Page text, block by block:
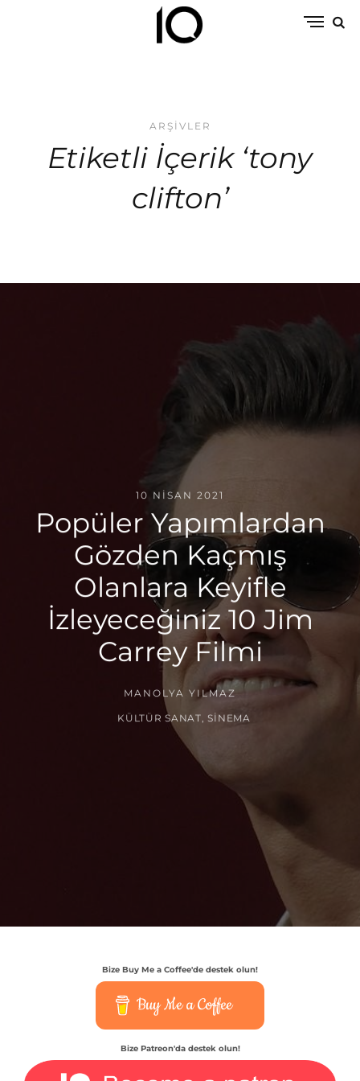
ARŞIVLER
Etiketli İçerik ‘tony
clifton’
10 NISAN 2021
Popüler Yapımlardan
Gözden Kaçmış
Olanlara Keyifle
İzleyeceğiniz 10 Jim
Carrey Filmi
MANOLYA YILMAZ
KÜLTÜR SANAT ,SINEMA
Bize Buy Me a Coffee'de destek olun!
Buy Me a Coffee
Bize Patreon'da destek olun!